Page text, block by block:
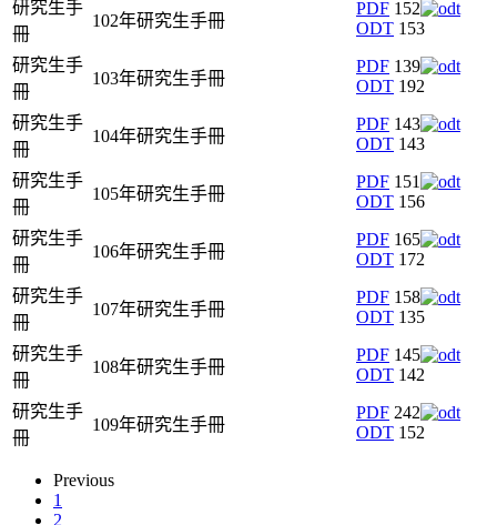
研究生手
冊
102年研究生手冊
PDF 152
ODT 153
研究生手
冊
103年研究生手冊
PDF 139
ODT 192
研究生手
冊
104年研究生手冊
PDF 143
ODT 143
研究生手
冊
105年研究生手冊
PDF 151
ODT 156
研究生手
冊
106年研究生手冊
PDF 165
ODT 172
研究生手
冊
107年研究生手冊
PDF 158
ODT 135
研究生手
冊
108年研究生手冊
PDF 145
ODT 142
研究生手
冊
109年研究生手冊
PDF 242
ODT 152
Previous
1
2